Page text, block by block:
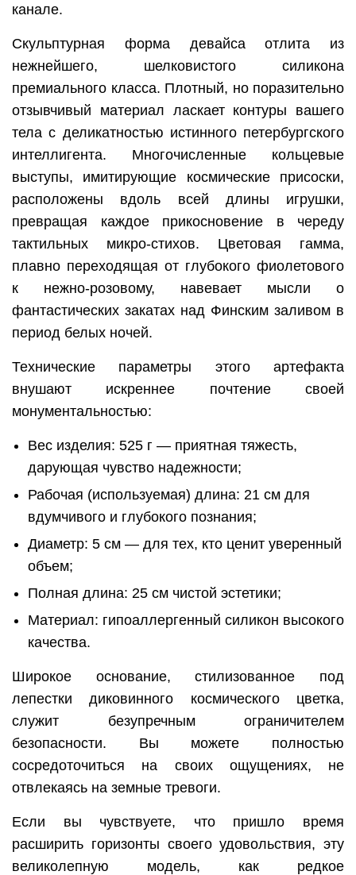
канале.
Скульптурная форма девайса отлита из
нежнейшего, шелковистого силикона
премиального класса. Плотный, но поразительно
отзывчивый материал ласкает контуры вашего
тела с деликатностью истинного петербургского
интеллигента. Многочисленные кольцевые
выступы, имитирующие космические присоски,
расположены вдоль всей длины игрушки,
превращая каждое прикосновение в череду
тактильных микро-стихов. Цветовая гамма,
плавно переходящая от глубокого фиолетового
к нежно-розовому, навевает мысли о
фантастических закатах над Финским заливом в
период белых ночей.
Технические параметры этого артефакта
внушают искреннее почтение своей
монументальностью:
Вес изделия: 525 г — приятная тяжесть,
дарующая чувство надежности;
Рабочая (используемая) длина: 21 см для
вдумчивого и глубокого познания;
Диаметр: 5 см — для тех, кто ценит уверенный
объем;
Полная длина: 25 см чистой эстетики;
Материал: гипоаллергенный силикон высокого
качества.
Широкое основание, стилизованное под
лепестки диковинного космического цветка,
служит безупречным ограничителем
безопасности. Вы можете полностью
сосредоточиться на своих ощущениях, не
отвлекаясь на земные тревоги.
Если вы чувствуете, что пришло время
расширить горизонты своего удовольствия, эту
великолепную модель, как редкое